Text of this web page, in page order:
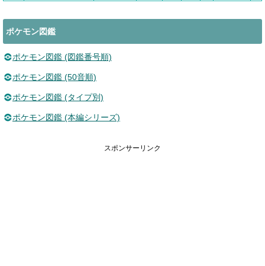
ポケモン図鑑
ポケモン図鑑 (図鑑番号順)
ポケモン図鑑 (50音順)
ポケモン図鑑 (タイプ別)
ポケモン図鑑 (本編シリーズ)
スポンサーリンク